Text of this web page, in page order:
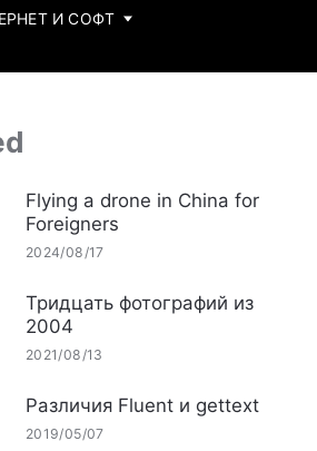
И СОФТ
Flying a drone in China for
Foreigners
2024/08/17
Тридцать фотографий из
2004
2021/08/13
Различия Fluent и gettext
2019/05/07